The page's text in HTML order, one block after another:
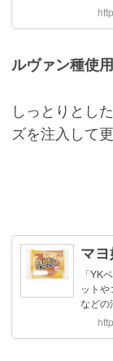
ルヴァン種使用
しっとりとし
ズを注入して